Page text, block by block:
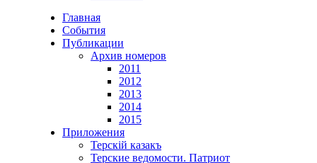
Главная
События
Публикации
Архив номеров
2011
2012
2013
2014
2015
Приложения
Терскiй казакъ
Терские ведомости. Патриот